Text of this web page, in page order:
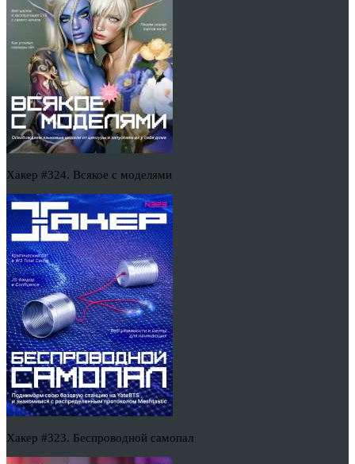
Хакер #324. Всякое с моделями
Хакер #323. Беспроводной самопал